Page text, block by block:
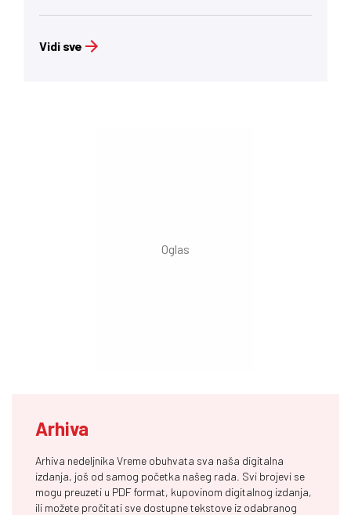
Vidi sve
Arhiva
Arhiva nedeljnika Vreme obuhvata sva naša digitalna
izdanja, još od samog početka našeg rada. Svi brojevi se
mogu preuzeti u PDF format, kupovinom digitalnog izdanja,
ili možete pročitati sve dostupne tekstove iz odabranog